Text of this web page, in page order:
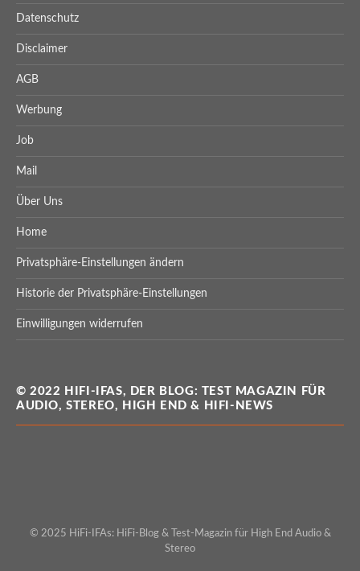
Datenschutz
Disclaimer
AGB
Werbung
Job
Mail
Über Uns
Home
Privatsphäre-Einstellungen ändern
Historie der Privatsphäre-Einstellungen
Einwilligungen widerrufen
© 2022 HIFI-IFAS, DER BLOG: TEST MAGAZIN FÜR
AUDIO, STEREO, HIGH END & HIFI-NEWS
© 2025 HiFi-IFAs: HiFi-Blog & Test-Magazin für High End Audio &
Stereo